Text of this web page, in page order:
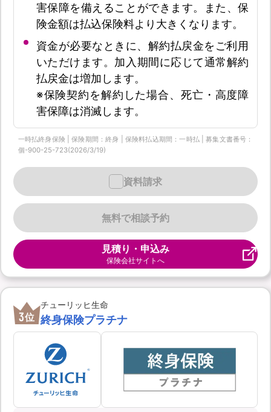
害保障を備えることができます。また、保
険金額は払込保険料より大きくなります。
資金が必要なときに、解約払戻金をご利用
いただけます。加入期間に応じて通常解約
払戻金は増加します。
※保険契約を解約した場合、死亡・高度障
害保障は消滅します。
一時払終身保険 | 保険期間：終身 | 保険料払込期間：一時払 | 募集文書番号：
個-900-25-723(2026/3/19)
無料で相談予約
資料請求
見積り・申込み
保険会社サイトへ
3位
チューリッヒ生命
終身保険プラチナ